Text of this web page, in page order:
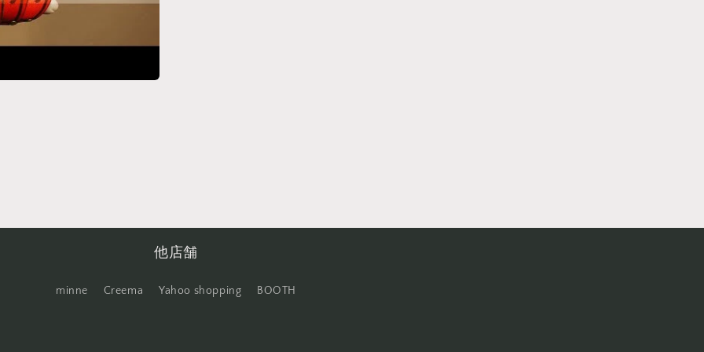
他店舗
minne Creema Yahoo shopping BOOTH